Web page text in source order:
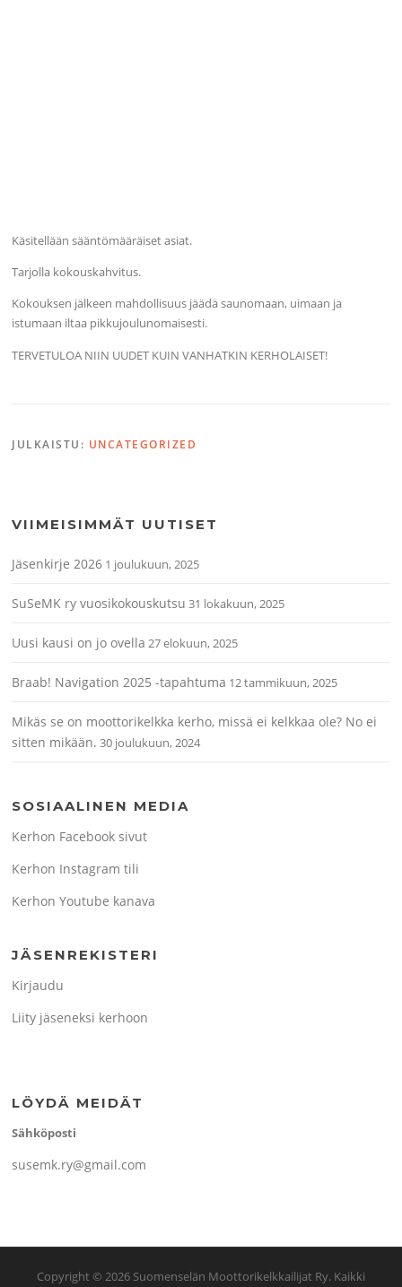
Käsitellään sääntömääräiset asiat.
Tarjolla kokouskahvitus.
Kokouksen jälkeen mahdollisuus jäädä saunomaan, uimaan ja
istumaan iltaa pikkujoulunomaisesti.
TERVETULOA NIIN UUDET KUIN VANHATKIN KERHOLAISET!
JULKAISTU: UNCATEGORIZED
VIIMEISIMMÄT UUTISET
Jäsenkirje 2026 1 joulukuun, 2025
SuSeMK ry vuosikokouskutsu 31 lokakuun, 2025
Uusi kausi on jo ovella 27 elokuun, 2025
Braab! Navigation 2025 -tapahtuma 12 tammikuun, 2025
Mikäs se on moottorikelkka kerho, missä ei kelkkaa ole? No ei
sitten mikään. 30 joulukuun, 2024
SOSIAALINEN MEDIA
Kerhon Facebook sivut
Kerhon Instagram tili
Kerhon Youtube kanava
JÄSENREKISTERI
Kirjaudu
Liity jäseneksi kerhoon
LÖYDÄ MEIDÄT
Sähköposti
susemk.ry@gmail.com
Copyright © 2026 Suomenselän Moottorikelkkailijat Ry. Kaikki